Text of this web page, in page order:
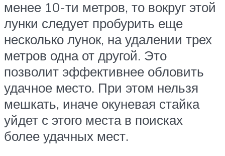
менее 10-ти метров, то вокруг этой
лунки следует пробурить еще
несколько лунок, на удалении трех
метров одна от другой. Это
позволит эффективнее обловить
удачное место. При этом нельзя
мешкать, иначе окуневая стайка
уйдет с этого места в поисках
более удачных мест.